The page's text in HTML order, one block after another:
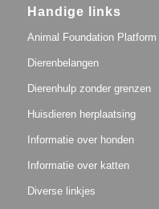
Handige links
Animal Foundation Platform
Dierenbelangen
Dierenhulp zonder grenzen
Huisdieren herplaatsing
Informatie over honden
Informatie over katten
Diverse linkjes